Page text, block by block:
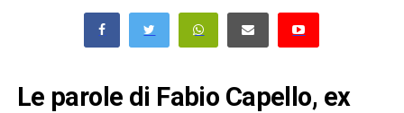
Le parole di Fabio Capello, ex